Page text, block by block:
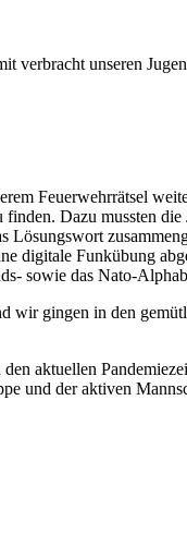
verbracht unseren
Feuerwehrrätsel
Dazu mussten
Lösungswort
digitale Funkübung
sowie das Nato-
wir gingen in den
aktuellen
und der aktiven